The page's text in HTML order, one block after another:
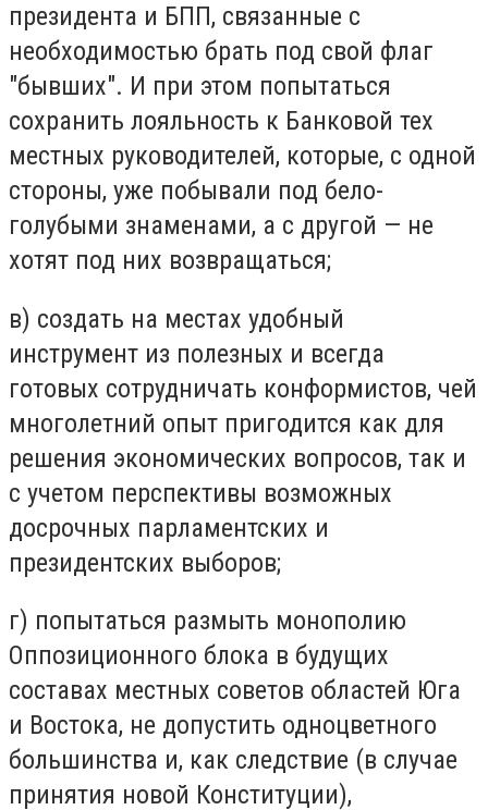
президента и БПП, связанные с
необходимостью брать под свой флаг
"бывших". И при этом попытаться
сохранить лояльность к Банковой тех
местных руководителей, которые, с одной
стороны, уже побывали под бело-
голубыми знаменами, а с другой — не
хотят под них возвращаться;
в) создать на местах удобный
инструмент из полезных и всегда
готовых сотрудничать конформистов, чей
многолетний опыт пригодится как для
решения экономических вопросов, так и
с учетом перспективы возможных
досрочных парламентских и
президентских выборов;
г) попытаться размыть монополию
Оппозиционного блока в будущих
составах местных советов областей Юга
и Востока, не допустить одноцветного
большинства и, как следствие (в случае
принятия новой Конституции),